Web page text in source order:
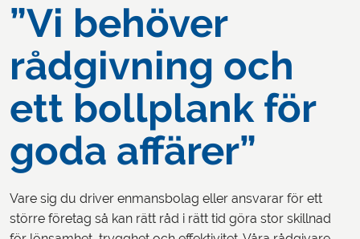
”Vi behöver
rådgivning och
ett bollplank för
goda affärer”
Vare sig du driver enmansbolag eller ansvarar för ett
större företag så kan rätt råd i rätt tid göra stor skillnad